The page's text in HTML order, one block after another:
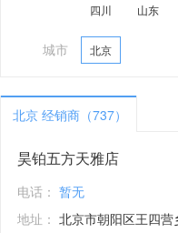
四川
山东
城市 北京
北京 经销商（737）
昊铂五方天雅店
电话： 暂无
地址： 北京市朝阳区王四营乡